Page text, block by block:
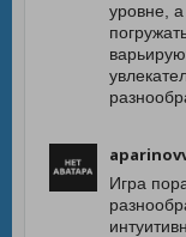
уровне,
Игра